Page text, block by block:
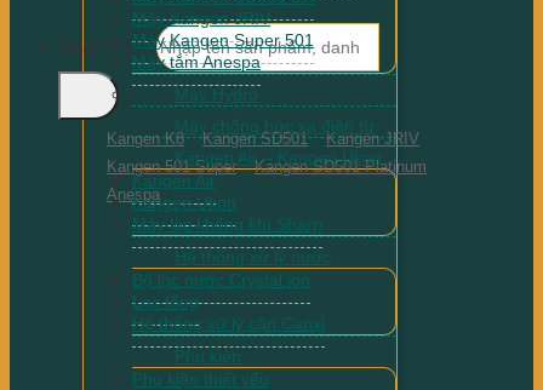
Search for:
Kangen K8 Kangen SD501
Kangen JRIV
Kangen 501 Super
Kangen SD501 Platinum
Anespa
Máy Kangen JRIV
Máy Kangen Super 501
Máy tắm Anespa
Máy Hydro
Máy chống bức xạ điện từ
Kangen Air – Kangen Ukon
Kangen Air
Kangen Ukon
Máy lọc không khí Sharp
Hệ thống xử lý nước
Bộ lọc nước Crystal ion
Lọc tổng
Hệ thống xử lý cặn Canxi
Phụ kiện
Phụ kiện thiết yếu